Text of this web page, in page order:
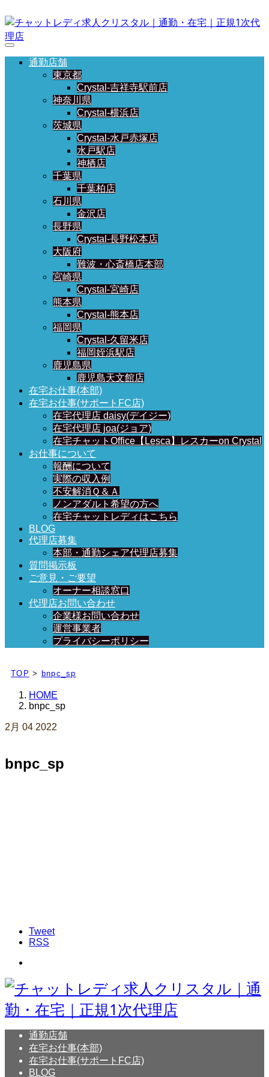
通勤店舗
東京都
Crystal-吉祥寺駅前店
神奈川県
Crystal-横浜店
茨城県
Crystal-水戸赤塚店
水戸駅店
神栖店
千葉県
千葉柏店
石川県
金沢店
長野県
Crystal-長野松本店
大阪府
難波・心斎橋店本部
宮崎県
Crystal-宮崎店
熊本県
Crystal-熊本店
福岡県
Crystal-久留米店
福岡姪浜駅店
鹿児島県
鹿児島天文館店
在宅お仕事(本部)
在宅お仕事(サポートFC店)
在宅代理店 daisy(デイジー)
在宅代理店 joa(ジョア)
在宅チャットOffice【Lesca】レスカーon Crystal
お仕事について
報酬について
実際の収入例
不安解消Ｑ＆Ａ
ノンアダルト希望の方へ
在宅チャットレディはこちら
BLOG
代理店募集
本部・通勤シェア代理店募集
質問掲示板
ご意見・ご要望
オーナー相談窓口
代理店お問い合わせ
企業様お問い合わせ
運営事業者
プライバシーポリシー
TOP > bnpc_sp
HOME
bnpc_sp
2月 04 2022
bnpc_sp
Tweet
RSS
通勤店舗
在宅お仕事(本部)
在宅お仕事(サポートFC店)
BLOG